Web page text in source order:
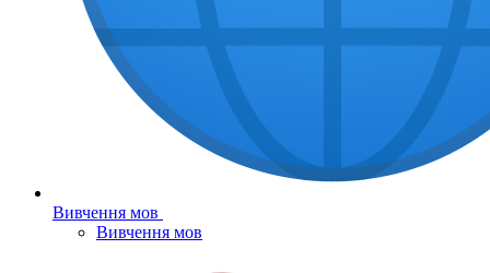
Вивчення мов
Вивчення мов